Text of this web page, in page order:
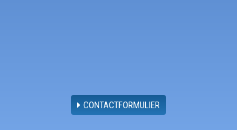
CONTACTFORMULIER